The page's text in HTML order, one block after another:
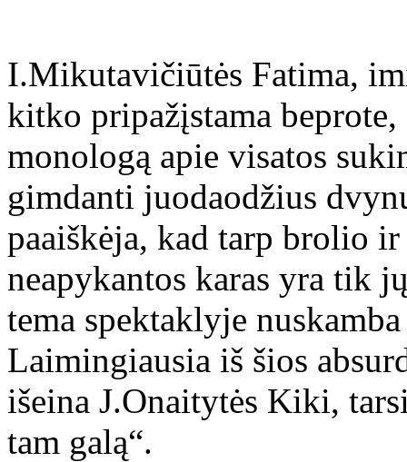
I.Mikutavičiūtės Fatima,
kitko pripažįstama beprote,
monologą apie visatos
gimdanti juodaodžius
paaiškėja, kad tarp brolio
neapykantos karas yra tik
tema spektaklyje
Laimingiausia iš šios
išeina J.Onaitytės Kiki,
tam galą“.